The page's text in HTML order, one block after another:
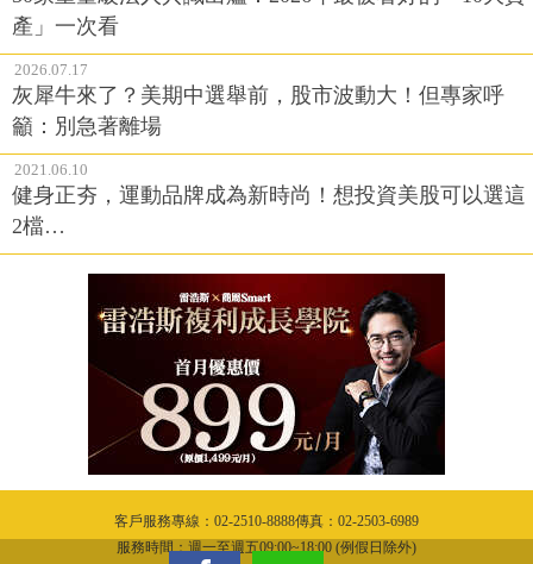
產」一次看
2026.07.17
灰犀牛來了？美期中選舉前，股市波動大！但專家呼
籲：別急著離場
2021.06.10
健身正夯，運動品牌成為新時尚！想投資美股可以選這
2檔…
客戶服務專線：02-2510-8888傳真：02-2503-6989
服務時間：週一至週五09:00~18:00 (例假日除外)